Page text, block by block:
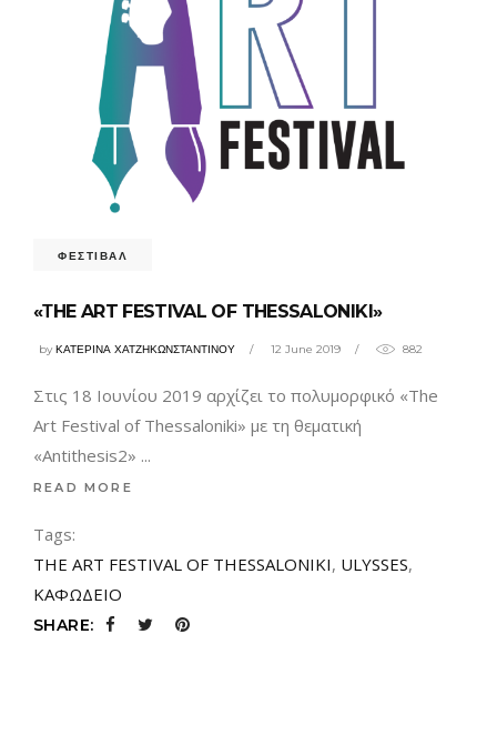
ΦΕΣΤΙΒΑΛ
«ΤHE ART FESTIVAL OF THESSALONIKI»
byΚΑΤΕΡΙΝΑ ΧΑΤΖΗΚΩΝΣΤΑΝΤΙΝΟΥ 12 June 2019 882
Στις 18 Ιουνίου 2019 αρχίζει το πολυμορφικό «Τhe
Art Festival of Thessaloniki» με τη θεματική
«Antithesis2»
READ MORE
Tags:
THE ART FESTIVAL OF THESSALONIKI, ULYSSES,
ΚΑΦΩΔΕΙΟ
SHARE: